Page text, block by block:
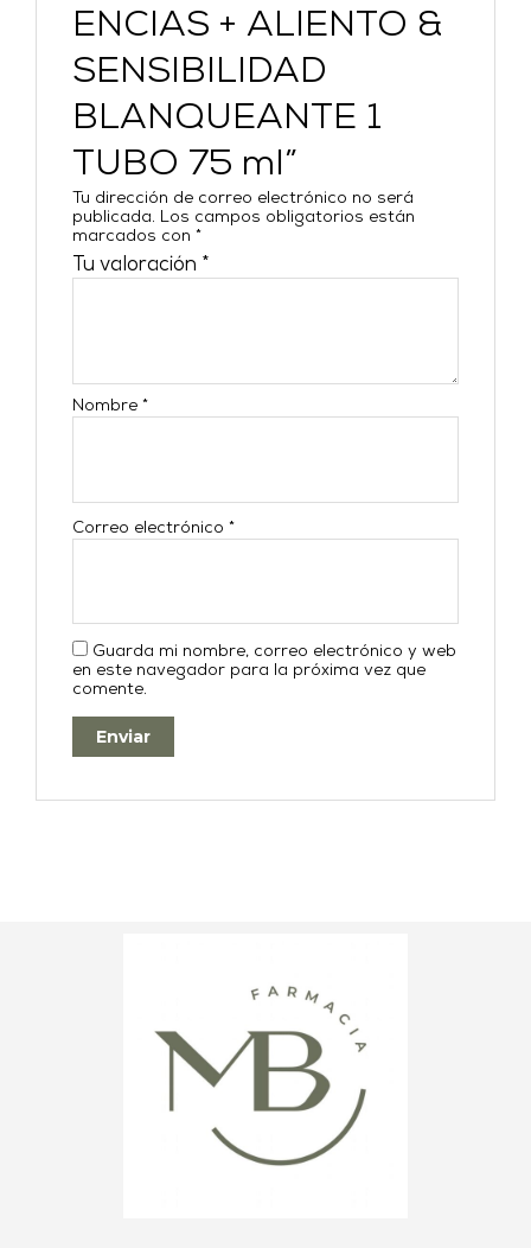
ENCIAS + ALIENTO &
SENSIBILIDAD
BLANQUEANTE 1
TUBO 75 ml”
Tu dirección de correo electrónico no será
publicada. Los campos obligatorios están
marcados con*
Tu valoración *
Nombre*
Correo electrónico*
Guarda mi nombre, correo electrónico y web
en este navegador para la próxima vez que
comente.